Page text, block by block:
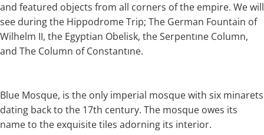
and featured objects from all corners of the empire. We will
see during the Hippodrome Trip; The German Fountain of
Wilhelm II, the Egyptian Obelisk, the Serpentıne Column,
and The Column of Constantıne.
Blue Mosque, is the only imperial mosque with six minarets
dating back to the 17th century. The mosque owes its
name to the exquisite tiles adorning its interior.